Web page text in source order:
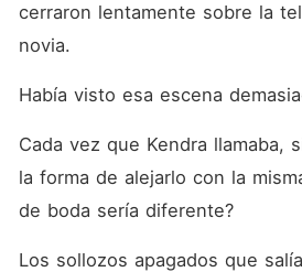
cerraron lentamente sobre la
novia.
Había visto esa escena
Cada vez que Kendra llamaba,
la forma de alejarlo con la
de boda sería diferente?
Los sollozos apagados que